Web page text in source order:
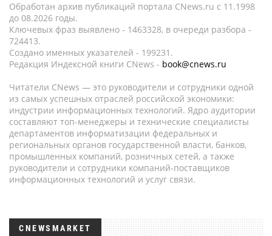
Обработан архив публикаций портала CNews.ru c 11.1998
до 08.2026 годы.
Ключевых фраз выявлено - 1463328, в очереди разбора -
724413.
Создано именных указателей - 199231.
Редакция Индексной книги CNews - book@cnews.ru
Читатели CNews — это руководители и сотрудники одной
из самых успешных отраслей российской экономики:
индустрии информационных технологий. Ядро аудитории
составляют топ-менеджеры и технические специалисты
департаментов информатизации федеральных и
региональных органов государственной власти, банков,
промышленных компаний, розничных сетей, а также
руководители и сотрудники компаний-поставщиков
информационных технологий и услуг связи.
CNEWSMARKET